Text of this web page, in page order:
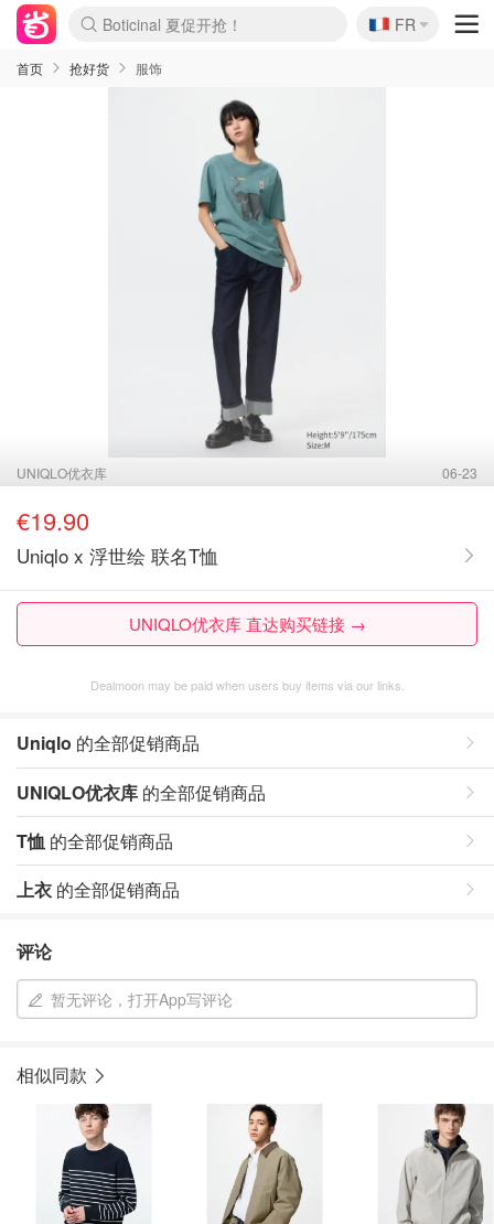
4折！lulu周四疯狂上新
还没结束！&OtherStories大促
Joybuy变相75折 随时失效
速领！Stanley独家85折
疑似霸哥！Camper额外叠85折
Zalando 奥莱闪促！每日更新
Moncler反季囤！5折起+叠9折
Coach Brooklyn仅€192
🇫🇷
FR
首页 抢好货 服饰
UNIQLO优衣库 06-23
€19.90
Uniqlo x 浮世绘 联名T恤
UNIQLO优衣库 直达购买链接 →
Dealmoon may be paid when users buy items via our links.
Uniqlo 的全部促销商品
UNIQLO优衣库 的全部促销商品
T恤 的全部促销商品
上衣 的全部促销商品
评论
暂无评论，打开App写评论
相似同款